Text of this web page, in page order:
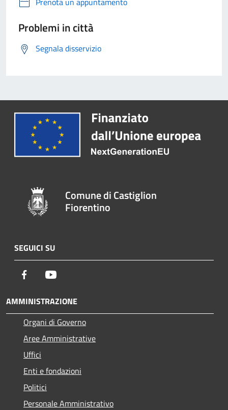
Problemi in città
Segnala disservizio
Comune di Castiglion
Fiorentino
SEGUICI SU
Facebook
AMMINISTRAZIONE
Organi di Governo
Aree Amministrative
Uffici
Enti e fondazioni
Politici
Personale Amministrativo